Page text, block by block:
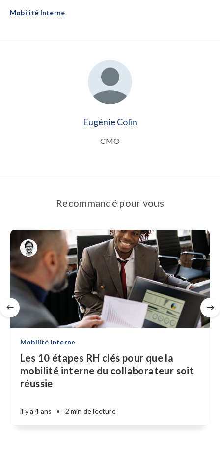
Mobilité Interne
Eugénie Colin
CMO
Recommandé pour vous
Mobilité Interne
Les 10 étapes RH clés pour que la
mobilité interne du collaborateur soit
réussie
il y a 4 ans • 2 min de lecture